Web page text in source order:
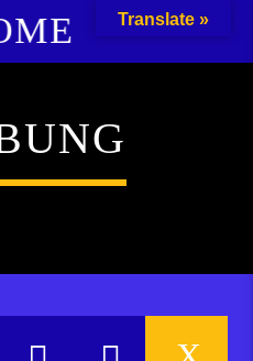
Translate »